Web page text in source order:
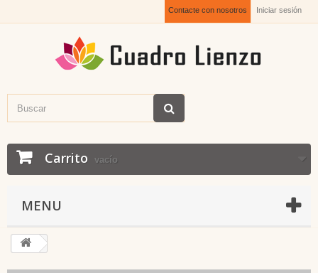
Iniciar sesión
Contacte con nosotros
Carrito vacío
MENU